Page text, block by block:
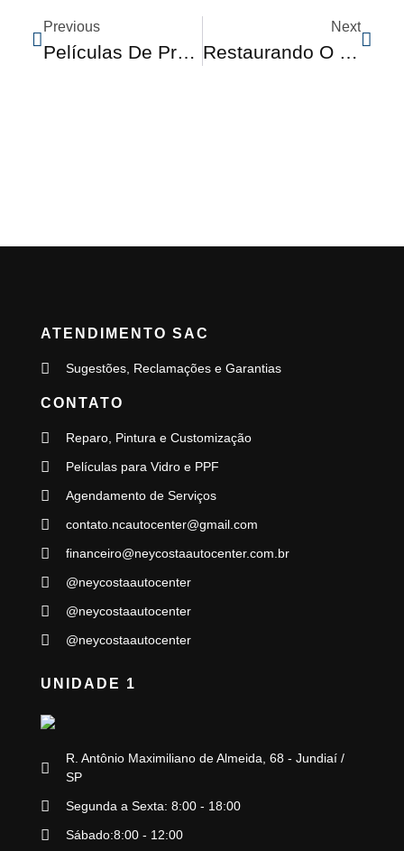
Previous
Películas De Proteção Solar: Mitos E Verdades
Next
Restaurando O Brilho Do Carro: Polimento E Cristalização De Pintura
ATENDIMENTO SAC
Sugestões, Reclamações e Garantias
CONTATO
Reparo, Pintura e Customização
Películas para Vidro e PPF
Agendamento de Serviços
contato.ncautocenter@gmail.com
financeiro@neycostaautocenter.com.br
@neycostaautocenter
@neycostaautocenter
@neycostaautocenter
UNIDADE 1
R. Antônio Maximiliano de Almeida, 68 - Jundiaí /
SP
Segunda a Sexta: 8:00 - 18:00
Sábado:8:00 - 12:00